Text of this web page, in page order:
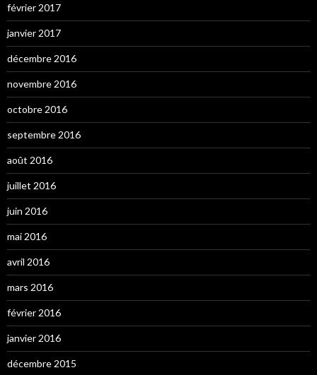
février 2017
janvier 2017
décembre 2016
novembre 2016
octobre 2016
septembre 2016
août 2016
juillet 2016
juin 2016
mai 2016
avril 2016
mars 2016
février 2016
janvier 2016
décembre 2015